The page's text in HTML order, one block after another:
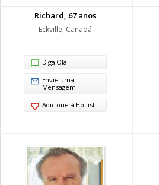
Richard, 67 anos
Eckville, Canadá
Diga Olá
Envie uma
Mensagem
Adicione à Hotlist